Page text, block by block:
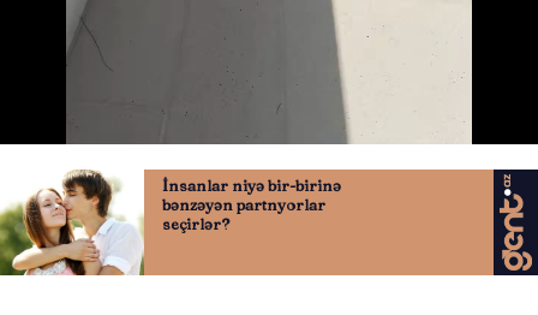
QAFQAZINFO.AZ ABUNƏ OL
Nə düşünürsən?